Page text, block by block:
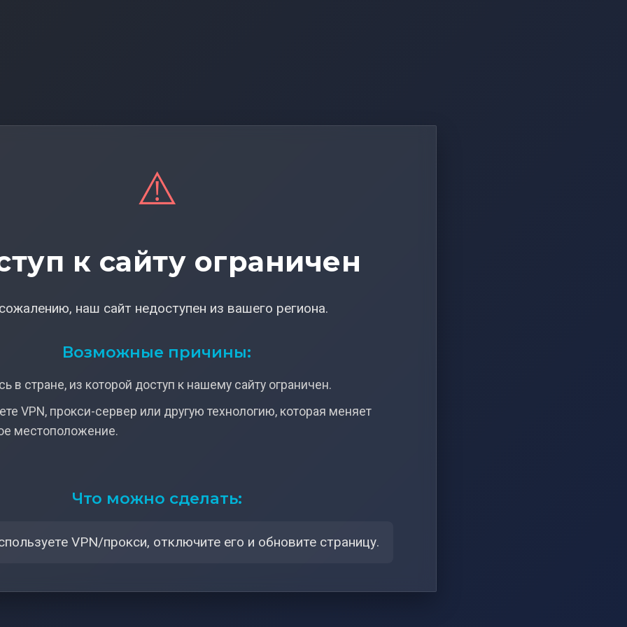
⚠️
к сайту ограничен
наш сайт недоступен из вашего региона.
Возможные причины:
в стране, из которой доступ к нашему сайту ограничен.
VPN, прокси-сервер или другую технологию, которая меняет
местоположение.
Что можно сделать:
VPN/прокси, отключите его и обновите страницу.